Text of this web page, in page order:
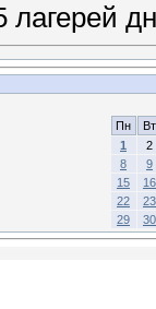
лагерей
Пн
Вт
1
2
8
9
15
16
22
23
29
30